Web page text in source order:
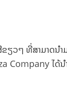
ຽວໆ ທີ່ສາມາດນໍ
Company ໄດ້